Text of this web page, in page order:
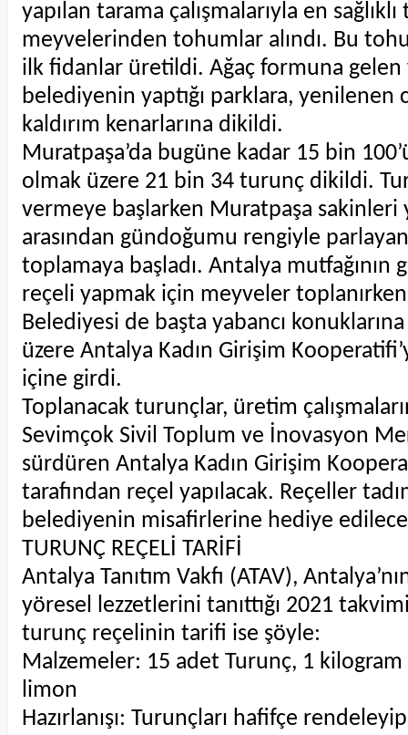
yapılan tarama çalışmalarıyla en
meyvelerinden tohumlar alındı. Bu
ilk fidanlar üretildi. Ağaç formuna gelen
belediyenin yaptığı parklara, yenilenen
kaldırım kenarlarına dikildi.
Muratpaşa’da bugüne kadar 15 bin
olmak üzere 21 bin 34 turunç dikildi.
vermeye başlarken Muratpaşa sakinleri
arasından gündoğumu rengiyle
toplamaya başladı. Antalya mutfağının
reçeli yapmak için meyveler
Belediyesi de başta yabancı
üzere Antalya Kadın Girişim
içine girdi.
Toplanacak turunçlar, üretim
Sevimçok Sivil Toplum ve İnovasyon
sürdüren Antalya Kadın Girişim
tarafından reçel yapılacak. Reçeller
belediyenin misafirlerine hediye
TURUNÇ REÇELİ TARİFİ
Antalya Tanıtım Vakfı (ATAV),
yöresel lezzetlerini tanıttığı 2021
turunç reçelinin tarifi ise şöyle:
Malzemeler: 15 adet Turunç, 1 kilogram
limon
Hazırlanışı: Turunçları hafifçe